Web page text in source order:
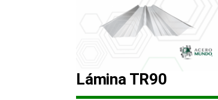
Lámina TR90